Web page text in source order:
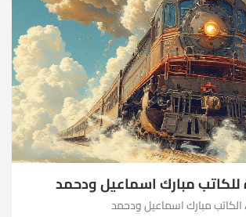
للكاتب مبارك اسماعيل ودحمد
الكاتب مبارك اسماعيل ودحمد